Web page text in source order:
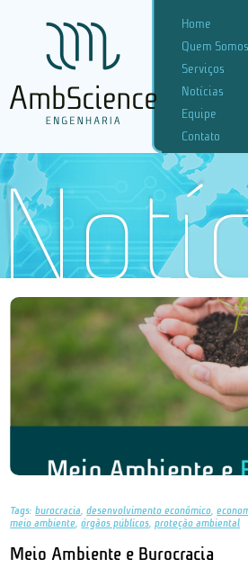
Home
Quem Somos
Serviços
Notícias
Equipe
Contato
Tags:burocracia,desenvolvimento econômico,
meio ambiente,órgãos públicos,proteção ambiental
Meio Ambiente e Burocracia